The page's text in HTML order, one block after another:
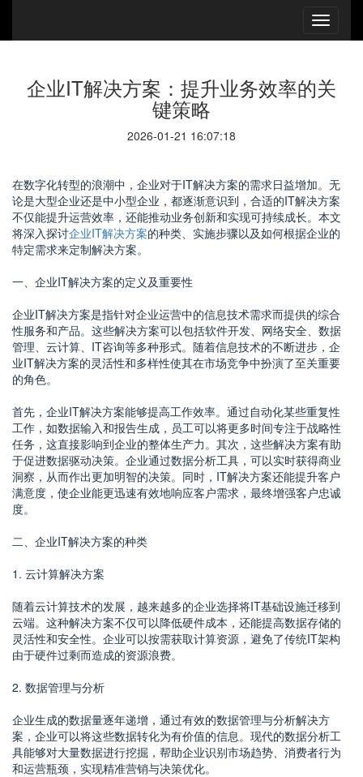
企业IT解决方案：提升业务效率的关
键策略
2026-01-21 16:07:18
在数字化转型的浪潮中，企业对于IT解决方案的需求日益增加。无
论是大型企业还是中小型企业，都逐渐意识到，合适的IT解决方案
不仅能提升运营效率，还能推动业务创新和实现可持续成长。本文
将深入探讨企业IT解决方案的种类、实施步骤以及如何根据企业的
特定需求来定制解决方案。
一、企业IT解决方案的定义及重要性
企业IT解决方案是指针对企业运营中的信息技术需求而提供的综合
性服务和产品。这些解决方案可以包括软件开发、网络安全、数据
管理、云计算、IT咨询等多种形式。随着信息技术的不断进步，企
业IT解决方案的灵活性和多样性使其在市场竞争中扮演了至关重要
的角色。
首先，企业IT解决方案能够提高工作效率。通过自动化某些重复性
工作，如数据输入和报告生成，员工可以将更多时间专注于战略性
任务，这直接影响到企业的整体生产力。其次，这些解决方案有助
于促进数据驱动决策。企业通过数据分析工具，可以实时获得商业
洞察，从而作出更加明智的决策。同时，IT解决方案还能提升客户
满意度，使企业能更迅速有效地响应客户需求，最终增强客户忠诚
度。
二、企业IT解决方案的种类
1. 云计算解决方案
随着云计算技术的发展，越来越多的企业选择将IT基础设施迁移到
云端。这种解决方案不仅可以降低硬件成本，还能提高数据存储的
灵活性和安全性。企业可以按需获取计算资源，避免了传统IT架构
由于硬件过剩而造成的资源浪费。
2. 数据管理与分析
企业生成的数据量逐年递增，通过有效的数据管理与分析解决方
案，企业可以将这些数据转化为有价值的信息。现代的数据分析工
具能够对大量数据进行挖掘，帮助企业识别市场趋势、消费者行为
和运营瓶颈，实现精准营销与决策优化。